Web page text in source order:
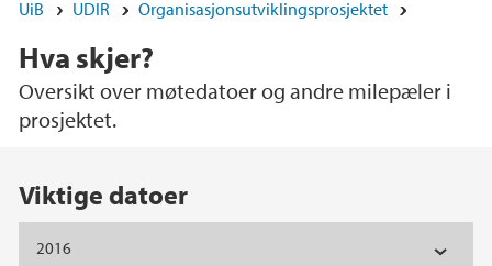
UiB UDIR Organisasjonsutviklingsprosjektet
Hva skjer?
Oversikt over møtedatoer og andre milepæler i
prosjektet.
Hovedinnhold
Viktige datoer
2016